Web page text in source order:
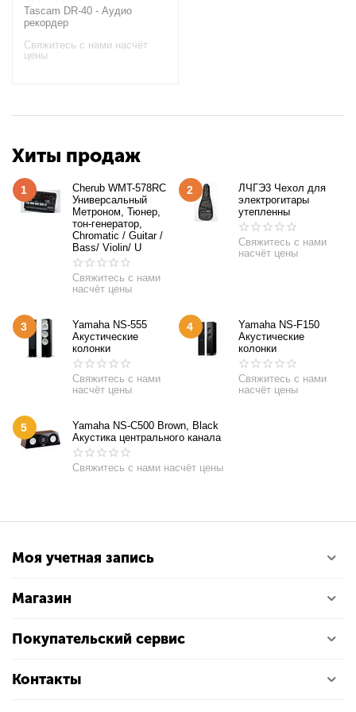
Tascam DR-40 - Аудио
рекордер
Свяжитесь с нами насчёт
цены
Хиты продаж
1
Cherub WMT-578RC
Универсальный
Метроном, Тюнер,
тон-генератор,
Chromatic / Guitar /
Bass/ Violin/ U
Свяжитесь с нами
насчёт цены
2
ЛЧГЭ3 Чехол для
электрогитары
утепленны
Свяжитесь с нами
насчёт цены
3
Yamaha NS-555
Акустические
колонки
Свяжитесь с нами
насчёт цены
4
Yamaha NS-F150
Акустические
колонки
Свяжитесь с нами
насчёт цены
5
Yamaha NS-C500 Brown, Black
Акустика центрального канала
Свяжитесь с нами насчёт цены
Моя учетная запись
Магазин
Покупательский сервис
Контакты